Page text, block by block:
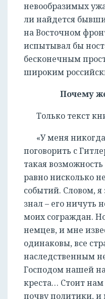
невообразимых
ли найдется
на Восточном
испытывал бы
бесконечным
широким
Почему
Только текст
«У меня
поговорить с
такая
равно нисколько
событий. Словом,
знал – его ничуть
моих сограждан.
немцев, и мне
одинаковы, все
наследственным
Господом нашей
креста… Стоит
почву политики,